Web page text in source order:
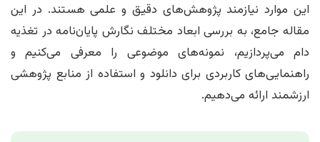
این موارد نیازمند پژوهش‌های دقیق و علمی هستند. در این
مقاله جامع، به بررسی ابعاد مختلف نگارش پایان‌نامه در تغذیه
دام می‌پردازیم، نمونه‌های موضوعی را معرفی می‌کنیم و
راهنمایی‌های کاربردی برای دانلود و استفاده از منابع پژوهشی
ارزشمند ارائه می‌دهیم.